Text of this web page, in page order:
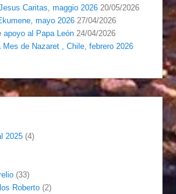
Caritas, maggio 2026 20/05/2026
mayo 2026 27/04/2026
apoyo al Papa León 24/04/2026
Mes de Nazaret , Chile, febrero 2026
2025 (4)
(33)
Roberto(2)